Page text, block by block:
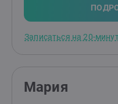
Как мы начнём
ознакомительной
как я могу быть
опираясь на ваши
Записаться на 20-
Мария